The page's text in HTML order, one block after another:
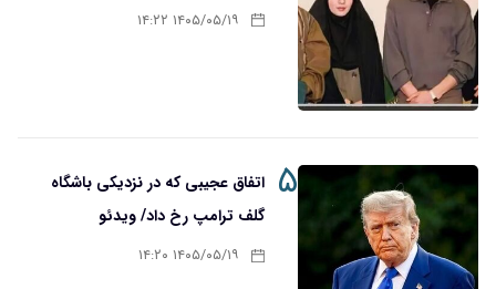
۱۴۰۵/۰۵/۱۹ ۱۴:۲۲
۵ اتفاق عجیبی که در نزدیکی باشگاه
گلف ترامپ رخ داد/ ویدئو
۱۴۰۵/۰۵/۱۹ ۱۴:۲۰